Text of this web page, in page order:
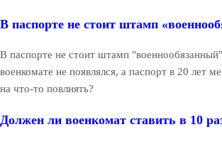
В паспорте не стоит штамп
В паспорте не стоит штамп
военкомате не появлялся, а паспорт в 20 лет
на что-то повлиять?
Должен ли военкомат ставить в 10